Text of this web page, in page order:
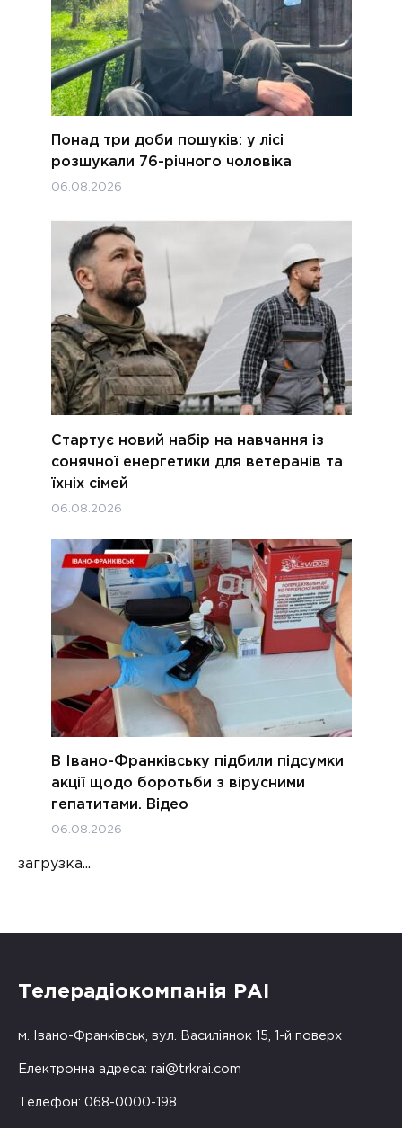
Понад три доби пошуків: у лісі
розшукали 76-річного чоловіка
06.08.2026
Стартує новий набір на навчання із
сонячної енергетики для ветеранів та
їхніх сімей
06.08.2026
В Івано-Франківську підбили підсумки
акції щодо боротьби з вірусними
гепатитами. Відео
06.08.2026
загрузка...
Телерадіокомпанія РАІ
м. Івано-Франківськ, вул. Василіянок 15, 1-й поверх
Електронна адреса: rai@trkrai.com
Телефон: 068-0000-198